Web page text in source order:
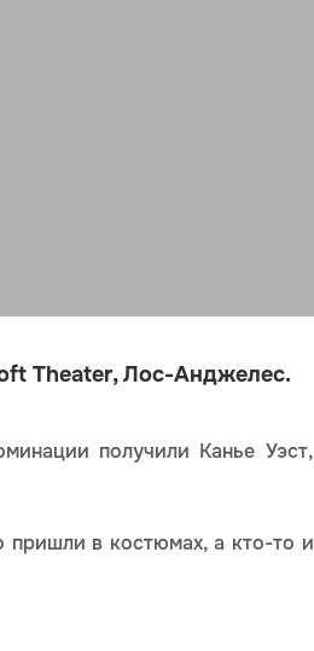
Theater, Лос-Анджелес.
получили Канье Уэст,
пришли в костюмах, а кто-то и